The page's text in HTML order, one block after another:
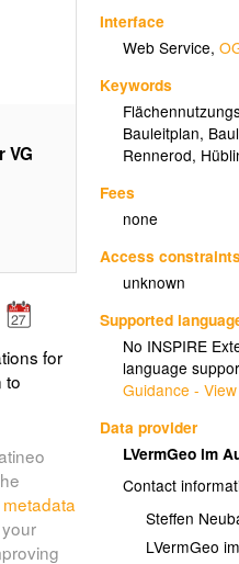
Interface
Web Service,
Keywords
Bauleitplan,
Rennerod,
Fees
none
Access
unknown
Supported
No INSPIRE
language
Guidance -
Data provider
LVermGeo im
Contact
Steffen
LVermGeo
VG
for
to